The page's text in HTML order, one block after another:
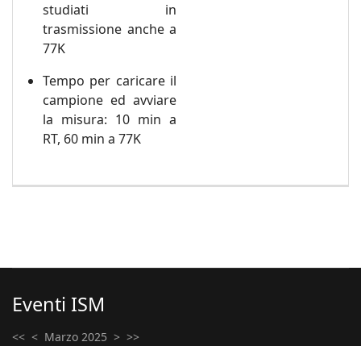
studiati in
trasmissione anche a
77K
Tempo per caricare il
campione ed avviare
la misura: 10 min a
RT, 60 min a 77K
Eventi ISM
<< < Marzo 2025 > >>